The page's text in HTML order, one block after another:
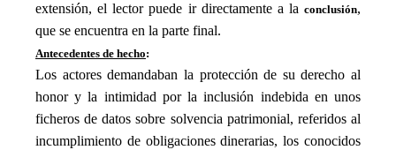
extensión, el lector puede ir directamente a la conclusión,
que se encuentra en la parte final.
Antecedentes de hecho:
Los actores demandaban la protección de su derecho al
honor y la intimidad por la inclusión indebida en unos
ficheros de datos sobre solvencia patrimonial, referidos al
incumplimiento de obligaciones dinerarias, los conocidos